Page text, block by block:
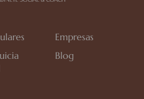
Empresas
Blog